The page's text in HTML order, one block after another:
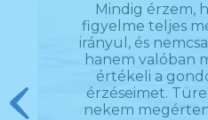
Mindig érzem,
figyelme teljes
irányul, és
hanem valóban
értékeli a
érzéseimet.
nekem
Previous